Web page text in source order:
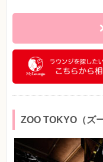
ZOO TOKYO（ズ